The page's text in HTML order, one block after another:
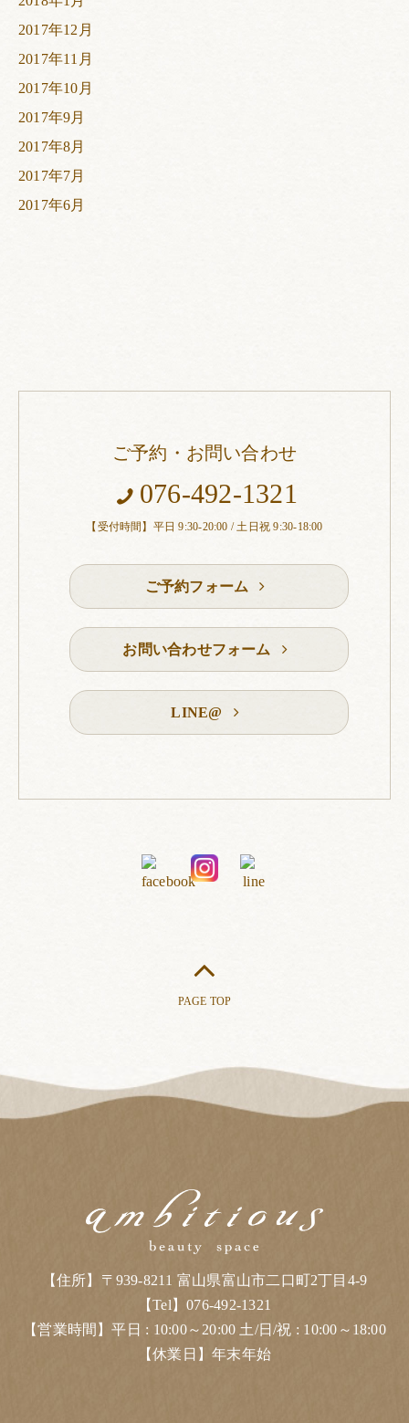
2017年12月
2017年11月
2017年10月
2017年9月
2017年8月
2017年7月
2017年6月
ご予約・お問い合わせ
076-492-1321
【受付時間】平日 9:30-20:00 / 土日祝 9:30-18:00
ご予約フォーム
お問い合わせフォーム
LINE@
PAGE TOP
【住所】〒939-8211 富山県富山市二口町2丁目4-9
【Tel】076-492-1321
【営業時間】平日 : 10:00～20:00 土/日/祝 : 10:00～18:00
【休業日】年末年始